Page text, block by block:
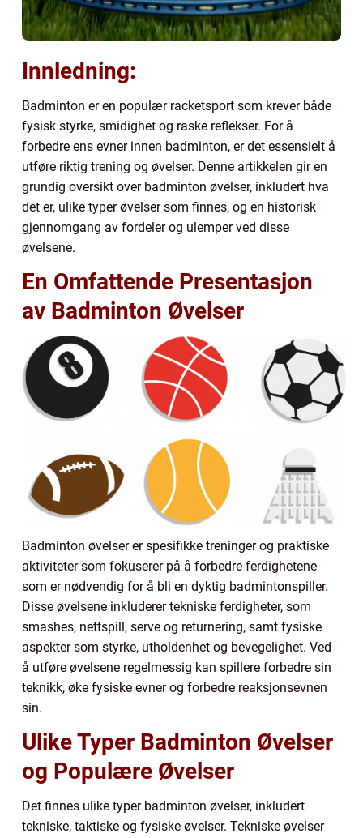
Innledning:
Badminton er en populær racketsport som krever både
fysisk styrke, smidighet og raske reflekser. For å
forbedre ens evner innen badminton, er det essensielt å
utføre riktig trening og øvelser. Denne artikkelen gir en
grundig oversikt over badminton øvelser, inkludert hva
det er, ulike typer øvelser som finnes, og en historisk
gjennomgang av fordeler og ulemper ved disse
øvelsene.
En Omfattende Presentasjon
av Badminton Øvelser
Badminton øvelser er spesifikke treninger og praktiske
aktiviteter som fokuserer på å forbedre ferdighetene
som er nødvendig for å bli en dyktig badmintonspiller.
Disse øvelsene inkluderer tekniske ferdigheter, som
smashes, nettspill, serve og returnering, samt fysiske
aspekter som styrke, utholdenhet og bevegelighet. Ved
å utføre øvelsene regelmessig kan spillere forbedre sin
teknikk, øke fysiske evner og forbedre reaksjonsevnen
sin.
Ulike Typer Badminton Øvelser
og Populære Øvelser
Det finnes ulike typer badminton øvelser, inkludert
tekniske, taktiske og fysiske øvelser. Tekniske øvelser